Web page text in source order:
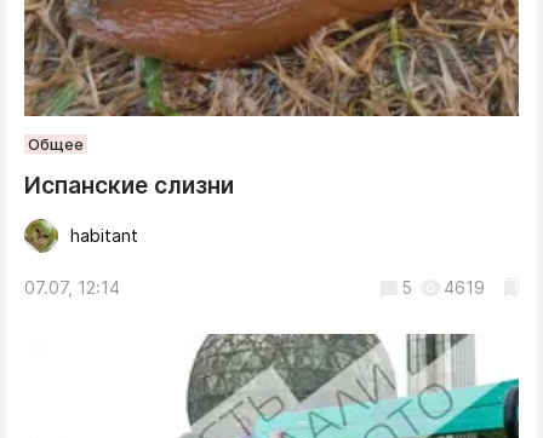
Общее
Испанские слизни
habitant
07.07, 12:14 5 4619